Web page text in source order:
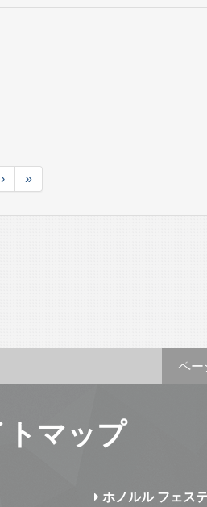
› »
ペー
マップ
ホノルル フェス